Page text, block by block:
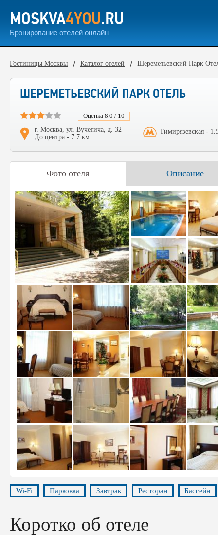
MOSKVA4YOU.RU
Бронирование отелей онлайн
Гостиницы Москвы Каталог отелей Шереметьевский Парк
ШЕРЕМЕТЬЕВСКИЙ ПАРК ОТЕЛЬ
Оценка 8.0 / 10
г. Москва, ул. Вучетича, д. 32
До центра - 7.7 км
Тимирязевская -
Фото отеля Описание
Wi-Fi Парковка Завтрак Ресторан Бассейн
Коротко об отеле